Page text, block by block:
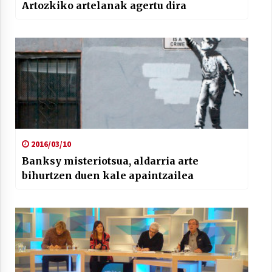
Artozkiko artelanak agertu dira
2016/03/10
Banksy misteriotsua, aldarria arte
bihurtzen duen kale apaintzailea